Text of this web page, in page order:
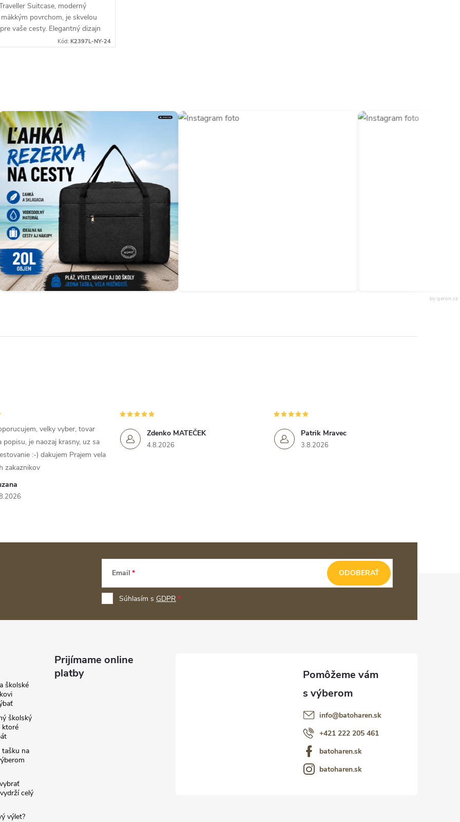
Suitcase, moderný
povrchom, je skvelou
vaše cesty. Elegantný dizajn
hodí ako na pracovné cesty,
Kód: K2397L-NY-24
by qeron.cz
velky vyber, tovar
popisu, je naozaj krasny, uz sa
:-) dakujem Prajem vela
zakaznikov
Zdenko MATEČEK
4.8.2026
Patrik Mravec
3.8.2026
Email
Súhlasím s GDPR
ODOBERAŤ
školské
školský
ktoré
na
celý
výlet?
Prijímame online
platby
info@batoharen.sk
+421 222 205 461
batoharen.sk
batoharen.sk